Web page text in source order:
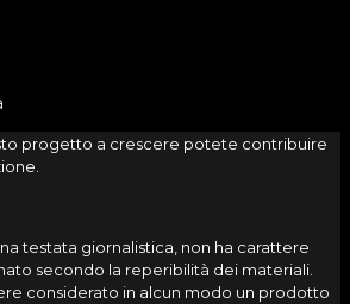
progetto a crescere potete contribuire
testata giornalistica, non ha carattere
secondo la reperibilità dei materiali.
considerato in alcun modo un prodotto